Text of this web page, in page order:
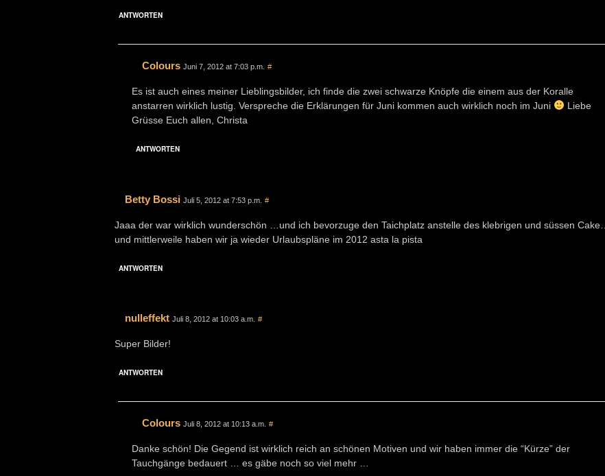
ANTWORTEN
Colours Juni 7, 2012 at 7:03 p.m. #
Es ist auch eines meiner Lieblingsbilder, ich finde die zwei schwarze Knöpfe die einem aus der Koralle
anstarren wirklich lustig. Verspreche die Erklärungen für Juni kommen auch wirklich noch im Juni
Liebe
Grüsse Euch allen, Christa
ANTWORTEN
Betty Bossi Juli 5, 2012 at 7:53 p.m. #
Jaaa der war wirklich wunderschön …und ich bevorzuge den Taichplatz anstelle des klebrigen und süssen Cake…
und mittlerweile haben wir ja wieder Urlaubspläne im 2012 asta la pista
ANTWORTEN
nulleffekt Juli 8, 2012 at 10:03 a.m. #
Super Bilder!
ANTWORTEN
Colours Juli 8, 2012 at 10:13 a.m. #
Danke schön! Die Gegend ist wirklich reich an schönen Motiven und wir haben immer die “Kürze” der
Tauchgänge bedauert … es gäbe noch so viel mehr …